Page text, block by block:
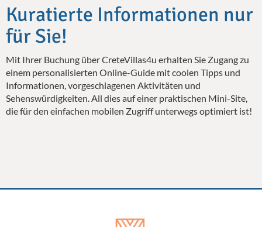
Kuratierte Informationen nur
für Sie!
Mit Ihrer Buchung über CreteVillas4u erhalten Sie Zugang zu
einem personalisierten Online-Guide mit coolen Tipps und
Informationen, vorgeschlagenen Aktivitäten und
Sehenswürdigkeiten. All dies auf einer praktischen Mini-Site,
die für den einfachen mobilen Zugriff unterwegs optimiert ist!